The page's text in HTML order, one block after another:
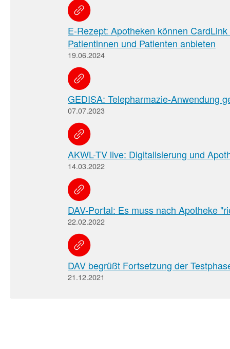
E-Rezept: Apotheken können
Patientinnen und Patienten anbieten
19.06.2024
GEDISA: Telepharmazie-Anwendung
07.07.2023
AKWL-TV live: Digitalisierung und
14.03.2022
DAV-Portal: Es muss nach Apotheke
22.02.2022
DAV begrüßt Fortsetzung der
21.12.2021